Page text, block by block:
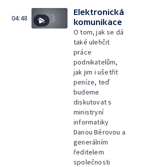
04:48
Elektronická
komunikace
O tom, jak se dá
také ulehčit
práce
podnikatelům,
jak jim i ušetřit
peníze, teď
budeme
diskutovat s
ministryní
informatiky
Danou Bérovou a
generálním
ředitelem
společnosti